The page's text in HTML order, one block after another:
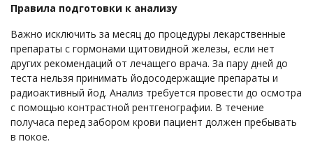
Правила подготовки к анализу
Важно исключить за месяц до процедуры лекарственные
препараты с гормонами щитовидной железы, если нет
других рекомендаций от лечащего врача. За пару дней до
теста нельзя принимать йодосодержащие препараты и
радиоактивный йод. Анализ требуется провести до осмотра
с помощью контрастной рентгенографии. В течение
получаса перед забором крови пациент должен пребывать
в покое.